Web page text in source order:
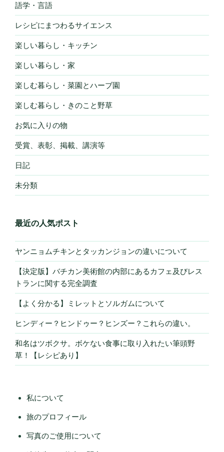
語学・言語
レシピにまつわるサイエンス
楽しい暮らし・キッチン
楽しい暮らし・家
楽しむ暮らし・菜園とハーブ園
楽しむ暮らし・きのこと野草
お気に入りの物
受賞、表彰、掲載、講演等
日記
未分類
最近の人気ポスト
ヤンニョムチキンとタッカンジョンの違いについて
【決定版】バチカン美術館の内部にあるカフェ及びレス
トランに関する完全調査
【よく分かる】ミレットとソルガムについて
ヒンディー？ヒンドゥー？ヒンズー？これらの違い。
和名はツボクサ。ボケない食事に取り入れたい筆頭野
草！【レシピあり】
私について
旅のプロフィール
写真のご使用について